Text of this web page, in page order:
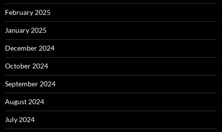
February 2025
January 2025
December 2024
October 2024
September 2024
August 2024
July 2024